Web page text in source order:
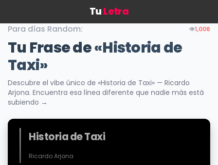
TuLetra
Para días Random: 👁️1,006
Tu Frase de«Historia de
Taxi»
Descubre el vibe único de «Historia de Taxi» — Ricardo
Arjona. Encuentra esa línea diferente que nadie más está
subiendo →
Historia de Taxi
Ricardo Arjona